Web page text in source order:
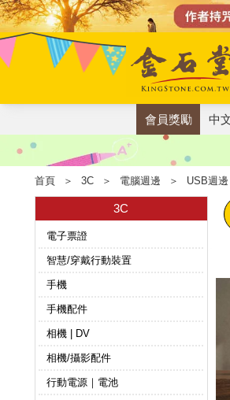
會員獎勵 中
首頁 ＞ 3C ＞ 電腦週邊 ＞ USB週邊
3C
電子票證
智慧/穿戴行動裝置
手機
手機配件
相機 | DV
相機/攝影配件
行動電源｜電池